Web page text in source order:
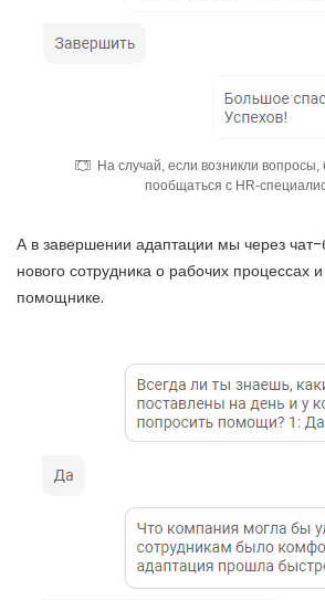
На случай, если возникли вопросы,
пообщаться с HR-
А в завершении адаптации мы через
нового сотрудника о рабочих процессах
помощнике.